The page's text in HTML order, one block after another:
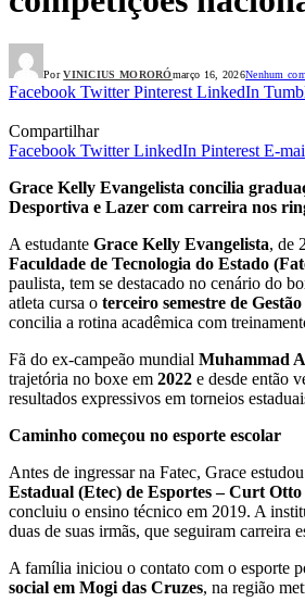
Por VINICIUS MORORÓmarço 16, 2026Nenhum
Facebook Twitter Pinterest LinkedIn
Compartilhar
Facebook Twitter LinkedIn Pinterest E-
Grace Kelly Evangelista concilia
Desportiva e Lazer com carreira nos
A estudante Grace Kelly Evangelista, de
Faculdade de Tecnologia do Estado
paulista, tem se destacado no cenário do
atleta cursa o terceiro semestre de
concilia a rotina acadêmica com
Fã do ex-campeão mundial Muhammad
trajetória no boxe em 2022 e desde então
resultados expressivos em torneios
Caminho começou no esporte escolar
Antes de ingressar na Fatec, Grace
Estadual (Etec) de Esportes – Curt
concluiu o ensino técnico em 2019. A
duas de suas irmãs, que seguiram carreira
A família iniciou o contato com o esporte
social em Mogi das Cruzes, na região